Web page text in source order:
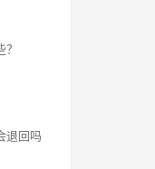
退回吗